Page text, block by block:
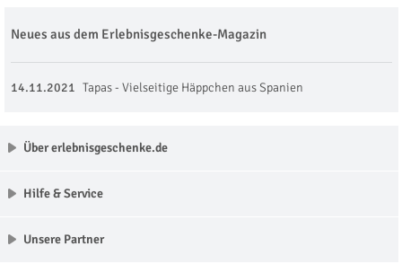
Neues aus dem Erlebnisgeschenke-Magazin
14.11.2021 Tapas - Vielseitige Häppchen aus Spanien
Über erlebnisgeschenke.de
Hilfe & Service
Unsere Partner